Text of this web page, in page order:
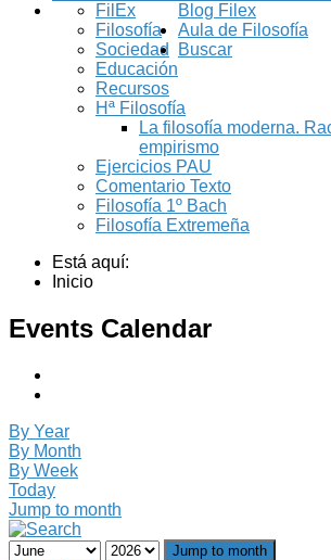
Blog Filex
FilEx
Filosofía
Sociedad
Educación
Recursos
Aula de Filosofía
Hª Filosofía
La filosofía moderna.
empirismo
Ejercicios PAU
Comentario Texto
Filosofía 1º Bach
Filosofía Extremeña
Buscar
Está aquí:
Inicio
Events Calendar
By Year
By Month
By Week
Today
Jump to month
Jump to month